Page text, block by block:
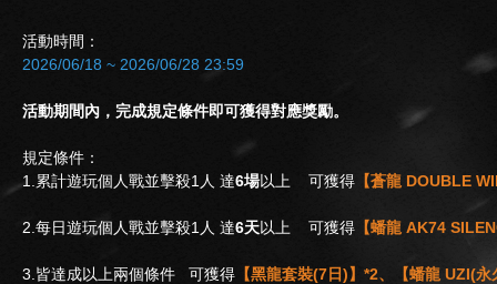
活動時間：
2026/06/18 ~ 2026/06/28 23:59
活動期間內，完成規定條件即可獲得對應獎勵。
規定條件：
1.累計遊玩個人戰並擊殺1人 達6場以上 可獲得 【蒼龍 DOUBLE
2.每日遊玩個人戰並擊殺1人 達6天以上 可獲得 【蟠龍 AK74
3.皆達成以上兩個條件 可獲得 【黑龍套裝(7日)】*2、【蟠龍 UZI(永